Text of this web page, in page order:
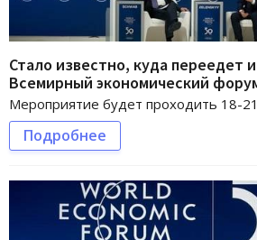
Стало известно, куда переедет
Всемирный экономический
Мероприятие будет проходить 18-
Подробнее